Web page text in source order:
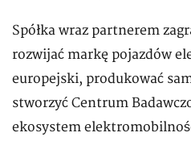
Spółka wraz partnerem
rozwijać markę pojazdów
europejski, produkować
stworzyć Centrum
ekosystem